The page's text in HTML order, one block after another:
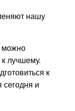
нашу
можно
к лучшему.
к
и